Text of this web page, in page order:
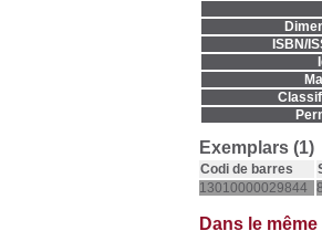
ISBN/
Exemplars (1)
Codi de barres
13010000029844
Dans le